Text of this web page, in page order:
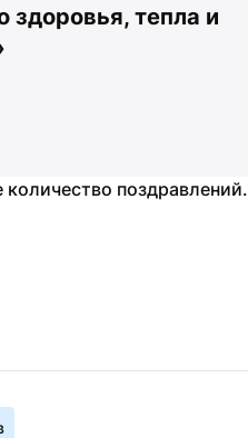
здоровья, тепла и
количество поздравлений.